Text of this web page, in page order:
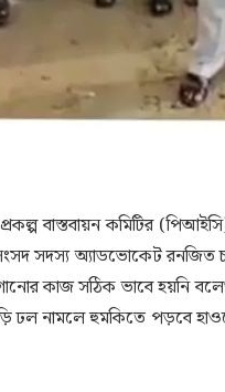
বাস্তবায়ন কমিটির (পিআইসি)
সদস্য অ্যাডভোকেট রনজিত
কাজ সঠিক ভাবে হয়নি
ঢল নামলে হুমকিতে পড়বে